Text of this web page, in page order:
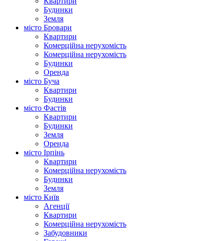
Будинки
Земля
місто Бровари
Квартири
Комерційна нерухомість
Комерційна нерухомість
Будинки
Оренда
місто Буча
Квартири
Будинки
місто Фастів
Квартири
Будинки
Земля
Оренда
місто Ірпінь
Квартири
Комерційна нерухомість
Будинки
Земля
місто Київ
Агенції
Квартири
Комерційна нерухомість
Забудовники